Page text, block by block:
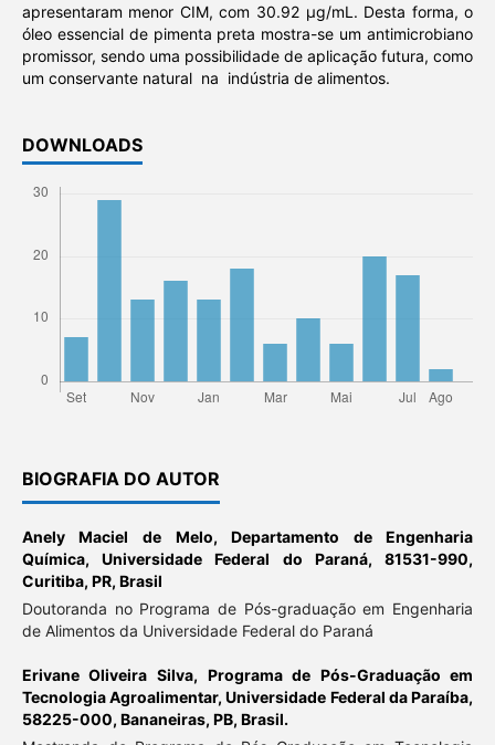
apresentaram menor CIM, com 30.92 µg/mL. Desta forma, o
óleo essencial de pimenta preta mostra-se um antimicrobiano
promissor, sendo uma possibilidade de aplicação futura, como
um conservante natural na indústria de alimentos.
DOWNLOADS
BIOGRAFIA DO AUTOR
Anely Maciel de Melo,Departamento de Engenharia
Química, Universidade Federal do Paraná, 81531-990,
Curitiba, PR, Brasil
Doutoranda no Programa de Pós-graduação em Engenharia
de Alimentos da Universidade Federal do Paraná
Erivane Oliveira Silva, Programa de Pós-Graduação em
Tecnologia Agroalimentar, Universidade Federal da Paraíba,
58225-000, Bananeiras, PB, Brasil.